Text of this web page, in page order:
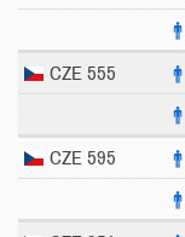
CZE 555
CZE 595